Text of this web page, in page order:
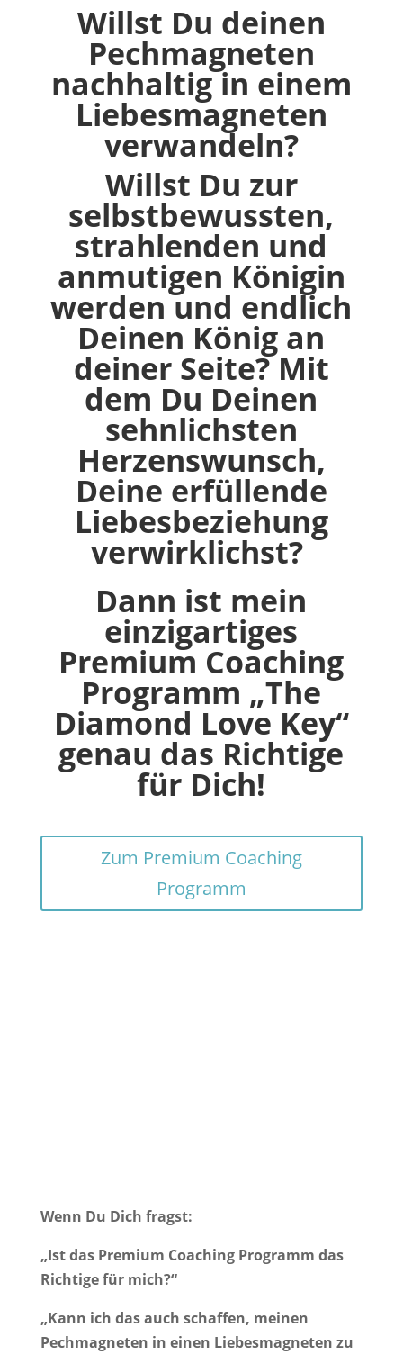
Willst Du deinen
Pechmagneten
nachhaltig in einem
Liebesmagneten
verwandeln?
Willst Du zur
selbstbewussten,
strahlenden und
anmutigen Königin
werden und endlich
Deinen König an
deiner Seite? Mit
dem Du Deinen
sehnlichsten
Herzenswunsch,
Deine erfüllende
Liebesbeziehung
verwirklichst?
Dann ist mein
einzigartiges
Premium Coaching
Programm „The
Diamond Love Key“
genau das Richtige
für Dich!
Zum Premium Coaching
Programm
Wenn Du Dich fragst:
„Ist das Premium Coaching Programm das
Richtige für mich?“
„Kann ich das auch schaffen, meinen
Pechmagneten in einen Liebesmagneten zu